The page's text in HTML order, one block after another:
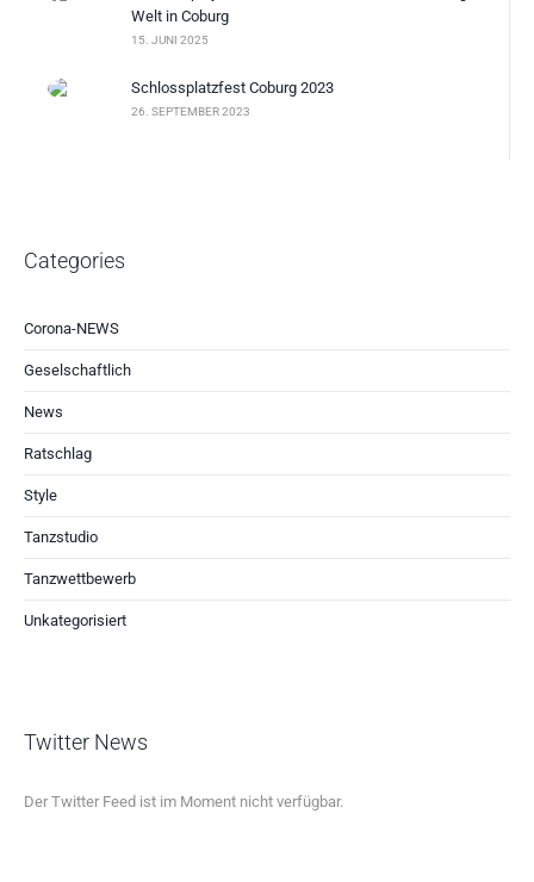
Welt in Coburg
15. JUNI 2025
Schlossplatzfest Coburg 2023
26. SEPTEMBER 2023
Categories
Corona-NEWS
Geselschaftlich
News
Ratschlag
Style
Tanzstudio
Tanzwettbewerb
Unkategorisiert
Twitter News
Der Twitter Feed ist im Moment nicht verfügbar.